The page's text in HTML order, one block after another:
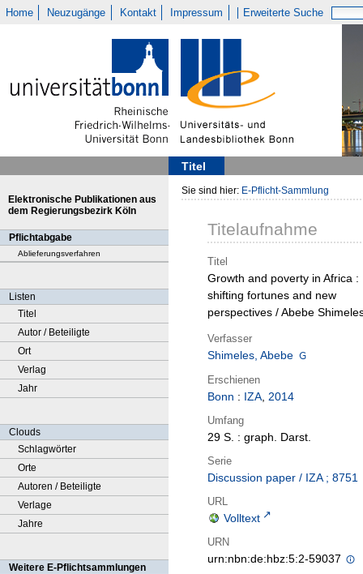
Home Neuzugänge Kontakt Impressum Erweiterte Suche
Titel
Elektronische Publikationen aus
dem Regierungsbezirk Köln
Pflichtabgabe
Ablieferungsverfahren
Listen
Titel
Autor / Beteiligte
Ort
Verlag
Jahr
Clouds
Schlagwörter
Orte
Autoren / Beteiligte
Verlage
Jahre
Weitere E-Pflichtsammlungen
Sie sind hier: E-Pflicht-Sammlung
Titelaufnahme
Titel
Growth and poverty in Africa :
shifting fortunes and new
perspectives / Abebe
Verfasser
Shimeles, Abebe
Erschienen
Bonn : IZA, 2014
Umfang
29 S. : graph. Darst.
Serie
Discussion paper / IZA ; 8751
URL
Volltext
URN
urn:nbn:de:hbz:5:2-59037